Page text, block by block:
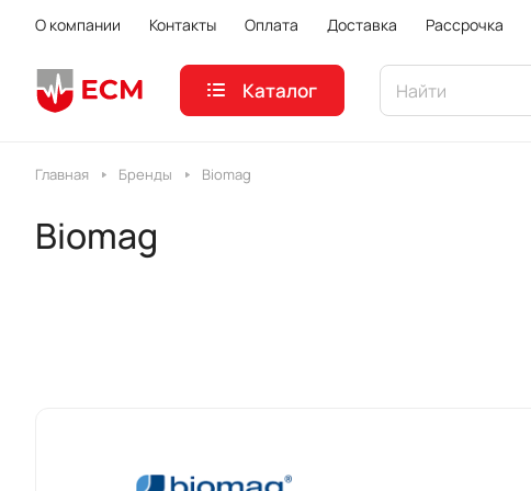
О компании Контакты Оплата Доставка Рассрочка
Каталог
Главная Бренды Biomag
Biomag